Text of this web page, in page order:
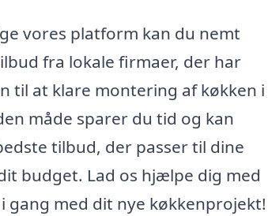
vores platform kan du nemt
fra lokale firmaer, der har
til at klare montering af køkken i
måde sparer du tid og kan
tilbud, der passer til dine
budget. Lad os hjælpe dig med
gang med dit nye køkkenprojekt!